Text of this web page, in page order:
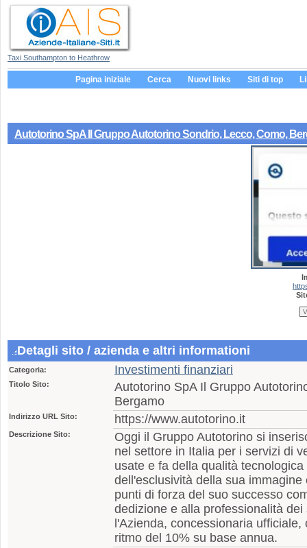
Taxi Southampton to Heathrow
Pagina iniziale Cerca Nuovi links Siti di top
Autotorino SpA Il Gruppo Autotorino Sondrio, Lecco, Como,
Detagli sito / azienda e altri informationi
Categoria: Investimenti finanziari
Titolo Sito:
Autotorino SpA Il Gruppo
Bergamo
Indirizzo URL Sito: https://www.autotorino.it
Descrizione Sito:
Oggi il Gruppo Autotorino si
nel settore in Italia per i servizi di
usate e fa della qualità
dell'esclusività della sua
punti di forza del suo successo
dedizione e alla professionalità
l'Azienda, concessionaria
ritmo del 10% su base annua.